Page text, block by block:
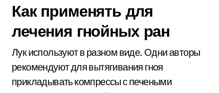
Как применять для
лечения гнойных ран
Лук используют в разном виде. Одни авторы
рекомендуют для вытягивания гноя
прикладывать компрессы с печеными